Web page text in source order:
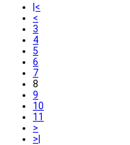
|<
<
3
4
5
6
7
8
9
10
11
>
>|